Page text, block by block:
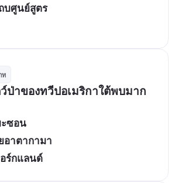
บศูนย์สูตร
ท
ป่าของทวีปอเมริกาใต้พบมาก
ซอน
อาตากามา
ร์กแลนด์